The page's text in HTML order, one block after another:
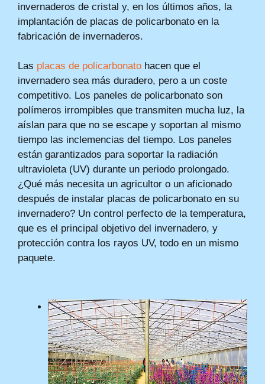
invernaderos de cristal y, en los últimos años, la
implantación de placas de policarbonato en la
fabricación de invernaderos.
Las placas de policarbonato hacen que el
invernadero sea más duradero, pero a un coste
competitivo. Los paneles de policarbonato son
polímeros irrompibles que transmiten mucha luz, la
aíslan para que no se escape y soportan al mismo
tiempo las inclemencias del tiempo. Los paneles
están garantizados para soportar la radiación
ultravioleta (UV) durante un periodo prolongado.
¿Qué más necesita un agricultor o un aficionado
después de instalar placas de policarbonato en su
invernadero? Un control perfecto de la temperatura,
que es el principal objetivo del invernadero, y
protección contra los rayos UV, todo en un mismo
paquete.